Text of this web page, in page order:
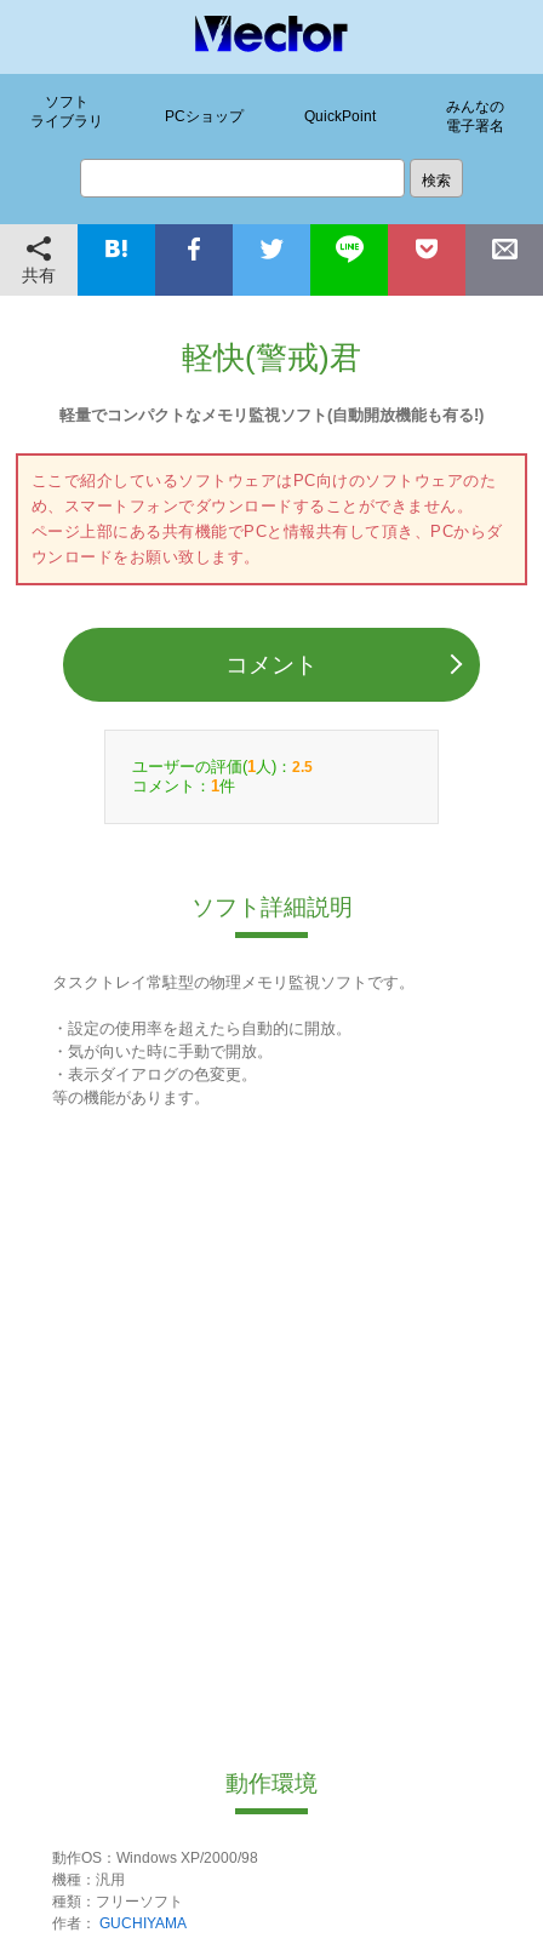
ソフト
ライブラリ
PCショップ QuickPoint
みんなの
電子署名
共有
軽快(警戒)君
軽量でコンパクトなメモリ監視ソフト(自動開放機能も有る!)
ここで紹介しているソフトウェアはPC向けのソフトウェアのた
め、スマートフォンでダウンロードすることができません。
ページ上部にある共有機能でPCと情報共有して頂き、PCからダ
ウンロードをお願い致します。
コメント
ユーザーの評価(1 人)： 2.5
コメント： 1件
ソフト詳細説明
タスクトレイ常駐型の物理メモリ監視ソフトです。
・設定の使用率を超えたら自動的に開放。
・気が向いた時に手動で開放。
・表示ダイアログの色変更。
等の機能があります。
動作環境
動作OS：Windows XP/2000/98
機種：汎用
種類：フリーソフト
作者： GUCHIYAMA